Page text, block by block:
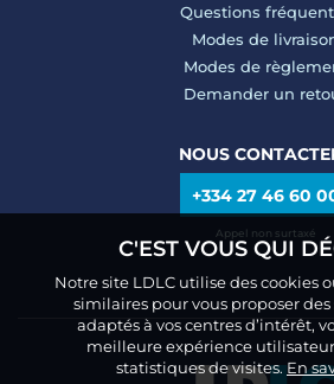
Questions
Modes de
Modes de
Demander un
NOUS
+334 27 46 60
Appel non surtaxé
C'EST VOUS QUI
Notre site LDLC utilise des cookies
similaires pour vous proposer des
adaptés à vos centres d’intérêt,
meilleure expérience
statistiques de visites.En